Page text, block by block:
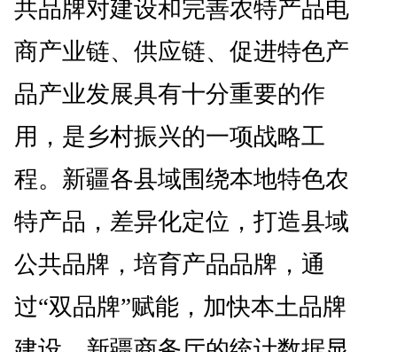
共品牌对建设和完善农特产品电
商产业链、供应链、促进特色产
品产业发展具有十分重要的作
用，是乡村振兴的一项战略工
程。新疆各县域围绕本地特色农
特产品，差异化定位，打造县域
公共品牌，培育产品品牌，通
过“双品牌”赋能，加快本土品牌